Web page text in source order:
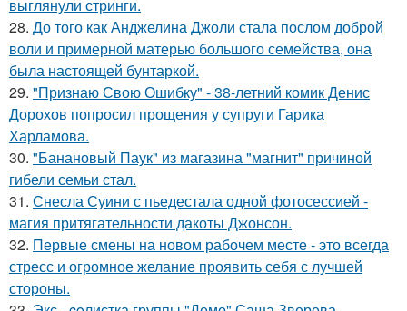
выглянули стринги.
28. До того как Анджелина Джоли стала послом доброй
воли и примерной матерью большого семейства, она
была настоящей бунтаркой.
29. "Признаю Свою Ошибку" - 38-летний комик Денис
Дорохов попросил прощения у супруги Гарика
Харламова.
30. "Банановый Паук" из магазина "магнит" причиной
гибели семьи стал.
31. Снесла Суини с пьедестала одной фотосессией -
магия притягательности дакоты Джонсон.
32. Первые смены на новом рабочем месте - это всегда
стресс и огромное желание проявить себя с лучшей
стороны.